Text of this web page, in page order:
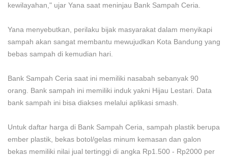
kewilayahan," ujar Yana saat meninjau Bank Sampah Ceria.
Yana menyebutkan, perilaku bijak masyarakat dalam menyikapi
sampah akan sangat membantu mewujudkan Kota Bandung yang
bebas sampah di kemudian hari.
Bank Sampah Ceria saat ini memiliki nasabah sebanyak 90
orang. Bank sampah ini memiliki induk yakni Hijau Lestari. Data
bank sampah ini bisa diakses melalui aplikasi smash.
Untuk daftar harga di Bank Sampah Ceria, sampah plastik berupa
ember plastik, bekas botol/gelas minum kemasan dan galon
bekas memiliki nilai jual tertinggi di angka Rp1.500 - Rp2000 per